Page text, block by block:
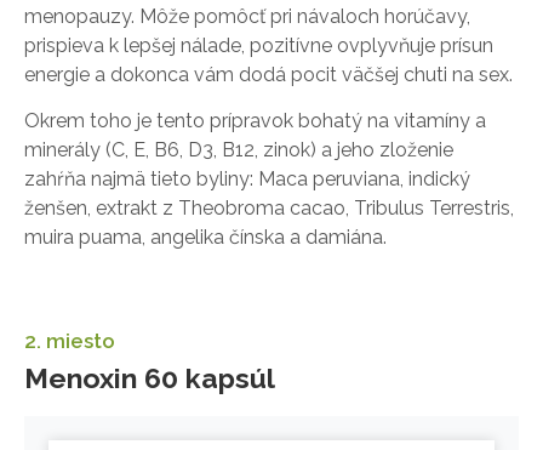
menopauzy. Môže pomôcť pri návaloch horúčavy,
prispieva k lepšej nálade, pozitívne ovplyvňuje prísun
energie a dokonca vám dodá pocit väčšej chuti na sex.
Okrem toho je tento prípravok bohatý na vitamíny a
minerály (C, E, B6, D3, B12, zinok) a jeho zloženie
zahŕňa najmä tieto byliny: Maca peruviana, indický
ženšen, extrakt z Theobroma cacao, Tribulus Terrestris,
muira puama, angelika čínska a damiána.
2. miesto
Menoxin 60 kapsúl